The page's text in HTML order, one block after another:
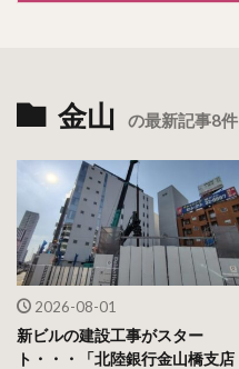
金山 の最新記事8件
2026-08-01
新ビルの建設工事がスター
ト・・・「北陸銀行金山橋支店